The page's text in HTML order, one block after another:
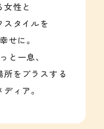
性と
スタイルを
せに。
と一息、
をプラスする
ィア。